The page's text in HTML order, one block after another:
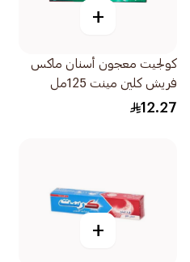
+
كولجيت معجون أسنان ماكس
فريش كلين مينت 125مل
12.27
+